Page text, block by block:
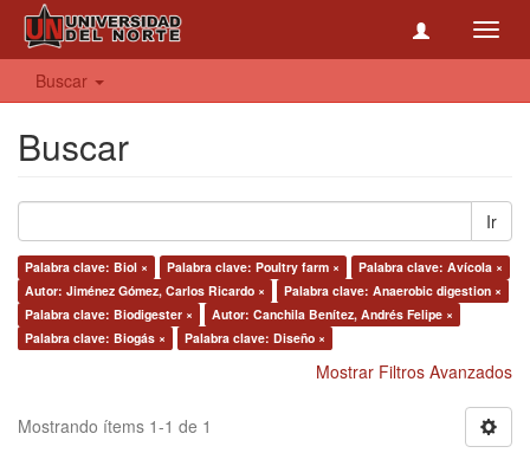
Buscar
Buscar
Ir
Palabra clave: Biol × Palabra clave: Poultry farm ×
Palabra clave: Avícola ×
Autor: Jiménez Gómez, Carlos Ricardo ×
Palabra clave: Anaerobic digestion ×
Palabra clave: Biodigester ×
Autor: Canchila Benítez, Andrés Felipe ×
Palabra clave: Biogás ×
Palabra clave: Diseño ×
Mostrar Filtros Avanzados
Mostrando ítems 1-1 de 1